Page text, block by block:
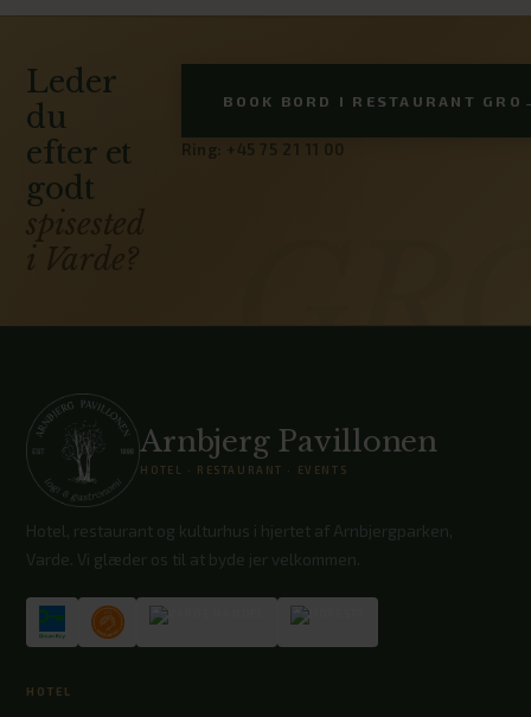
Leder
du
efter et
godt
BOOK BORD I RESTAURANT GRO
Ring: +45 75 21 11 00
Arnbjerg Pavillonen
HOTEL · RESTAURANT · EVENTS
Hotel, restaurant og kulturhus i hjertet af Arnbjergparken,
Varde. Vi glæder os til at byde jer velkommen.
HOTEL